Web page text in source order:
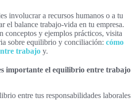
involucrar a recursos humanos o a tu
el balance trabajo-vida en tu empresa.
conceptos y ejemplos prácticos, visita
sobre equilibrio y conciliación: cómo
trabajo y.
importante el equilibrio entre trabajo
entre tus responsabilidades laborales